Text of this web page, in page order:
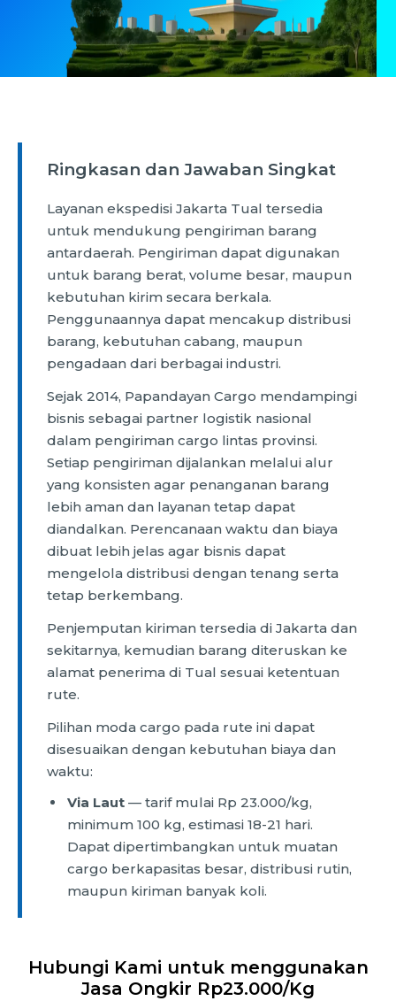
Ringkasan dan Jawaban Singkat
Layanan ekspedisi Jakarta Tual tersedia
untuk mendukung pengiriman barang
antardaerah. Pengiriman dapat digunakan
untuk barang berat, volume besar, maupun
kebutuhan kirim secara berkala.
Penggunaannya dapat mencakup distribusi
barang, kebutuhan cabang, maupun
pengadaan dari berbagai industri.
Sejak 2014, Papandayan Cargo mendampingi
bisnis sebagai partner logistik nasional
dalam pengiriman cargo lintas provinsi.
Setiap pengiriman dijalankan melalui alur
yang konsisten agar penanganan barang
lebih aman dan layanan tetap dapat
diandalkan. Perencanaan waktu dan biaya
dibuat lebih jelas agar bisnis dapat
mengelola distribusi dengan tenang serta
tetap berkembang.
Penjemputan kiriman tersedia di Jakarta dan
sekitarnya, kemudian barang diteruskan ke
alamat penerima di Tual sesuai ketentuan
rute.
Pilihan moda cargo pada rute ini dapat
disesuaikan dengan kebutuhan biaya dan
waktu:
Via Laut — tarif mulai Rp 23.000/kg,
minimum 100 kg, estimasi 18-21 hari.
Dapat dipertimbangkan untuk muatan
cargo berkapasitas besar, distribusi rutin,
maupun kiriman banyak koli.
Hubungi Kami untuk menggunakan
Jasa Ongkir Rp23.000/Kg